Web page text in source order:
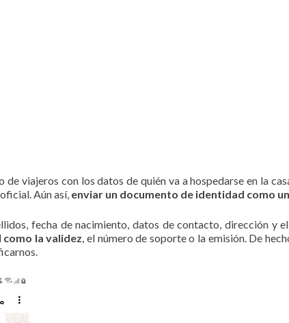
viajeros con los datos de quién va a hospedarse en la
Aún así, enviar un documento de identidad como
fecha de nacimiento, datos de contacto, dirección y
la validez, el número de soporte o la emisión. De